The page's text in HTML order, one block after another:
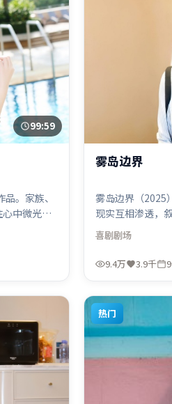
99:59
。家族、
中微光。
执导，沈
2024年5
罪题材的
雾岛边界
雾岛边界（2025
现实互相渗透，
潮段落信息密度
斯·维伦纽瓦执
颖、李政宰等联
喜剧剧场
9.4万 3.9千
热门